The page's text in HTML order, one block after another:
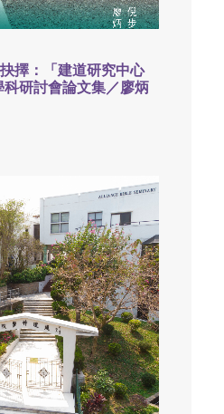
擇：「建道研究中心
研討會論文集／廖炳